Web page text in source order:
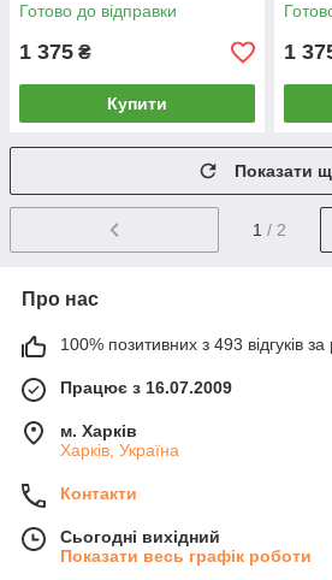
Готово до відправки
1 375 ₴
Купити
1
Показати
1 / 2
Про нас
100% позитивних з 493 відгуків за
Працює з 16.07.2009
м. Харків
Харків, Україна
Контакти
Сьогодні вихідний
Показати весь графік роботи